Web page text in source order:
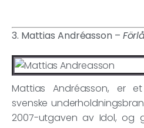
3. Mattias Andréasson –
Mattias Andréasson, er
svenske
2007-utgaven av Idol, og